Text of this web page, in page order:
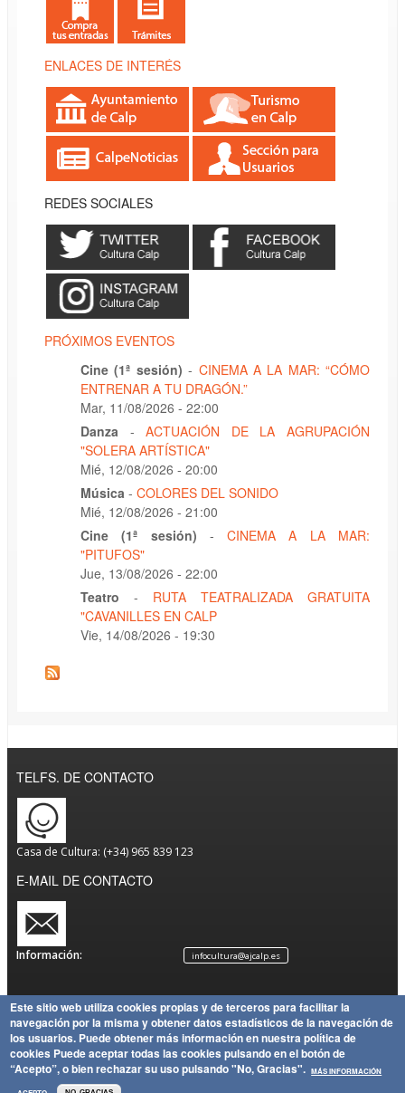
ENLACES DE INTERÉS
REDES SOCIALES
PRÓXIMOS EVENTOS
Cine (1ª sesión) - CINEMA A LA MAR: “CÓMO
ENTRENAR A TU DRAGÓN.”
Mar, 11/08/2026 - 22:00
Danza
-ACTUACIÓN DE LA AGRUPACIÓN
"SOLERA ARTÍSTICA"
Mié, 12/08/2026 - 20:00
Música - COLORES DEL SONIDO
Mié, 12/08/2026 - 21:00
Cine (1ª sesión)
-CINEMA A LA MAR:
"PITUFOS"
Jue, 13/08/2026 - 22:00
Teatro
- RUTA TEATRALIZADA GRATUITA
"CAVANILLES EN CALP
Vie, 14/08/2026 - 19:30
TELFS. DE CONTACTO
Casa de Cultura: (+34) 965 839 123
E-MAIL DE CONTACTO
Información: infocultura@ajcalp.es
Aviso
Legal
Política
de
Privacidad
Política
de
Mapa
del Sitio
Copyright
Ayuntamiento de Calp
Este sitio web utiliza cookies propias y de terceros para facilitar la
navegación por la misma y obtener datos estadísticos de la navegación de
los usuarios. Puede obtener más información en nuestra política de
cookies Puede aceptar todas las cookies pulsando en el botón de
“Acepto”, o bien rechazar su uso pulsando "No, Gracias". MÁS INFORMACIÓN